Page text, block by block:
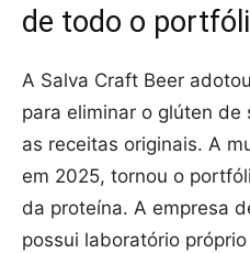
de todo o
A Salva Craft Beer
para eliminar o glúten
as receitas originais. A
em 2025, tornou o
da proteína. A empresa
possui laboratório